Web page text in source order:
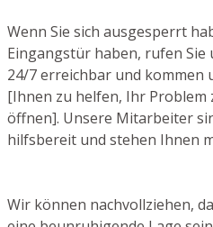
Wenn Sie sich ausgesperrt
Eingangstür haben, rufen Sie
24/7 erreichbar und kommen
[Ihnen zu helfen, Ihr Problem
öffnen]. Unsere Mitarbeiter
hilfsbereit und stehen Ihnen
Wir können nachvollziehen,